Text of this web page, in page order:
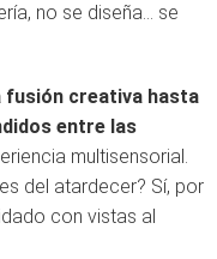
no se diseña… se
fusión creativa hasta
entre las
multisensorial.
del atardecer? Sí, por
con vistas al